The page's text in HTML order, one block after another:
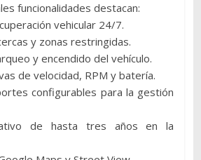
funcionalidades destacan:
vehicular 24/7.
y zonas restringidas.
y encendido del vehículo.
de velocidad, RPM y batería.
configurables para la gestión
de hasta tres años en la